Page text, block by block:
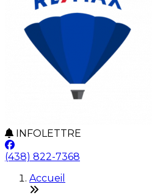
INFOLETTRE
(438) 822-7368
Accueil